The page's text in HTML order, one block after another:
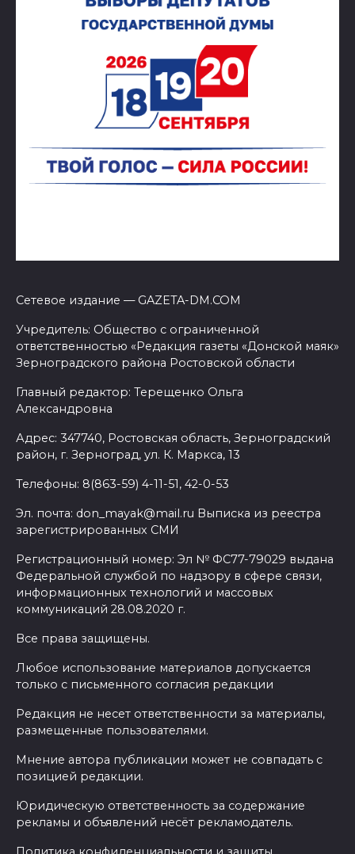
Сетевое издание — GAZETA-DM.COM
Учредитель: Общество с ограниченной
ответственностью «Редакция газеты «Донской маяк»
Зерноградского района Ростовской области
Главный редактор: Терещенко Ольга
Александровна
Адрес: 347740, Ростовская область, Зерноградский
район, г. Зерноград, ул. К. Маркса, 13
Телефоны: 8(863-59) 4-11-51, 42-0-53
Эл. почта: don_mayak@mail.ru Выписка из реестра
зарегистрированных СМИ
Регистрационный номер: Эл № ФС77-79029 выдана
Федеральной службой по надзору в сфере связи,
информационных технологий и массовых
коммуникаций 28.08.2020 г.
Все права защищены.
Любое использование материалов допускается
только с письменного согласия редакции
Редакция не несет ответственности за материалы,
размещенные пользователями.
Мнение автора публикации может не совпадать с
позицией редакции.
Юридическую ответственность за содержание
рекламы и объявлений несёт рекламодатель.